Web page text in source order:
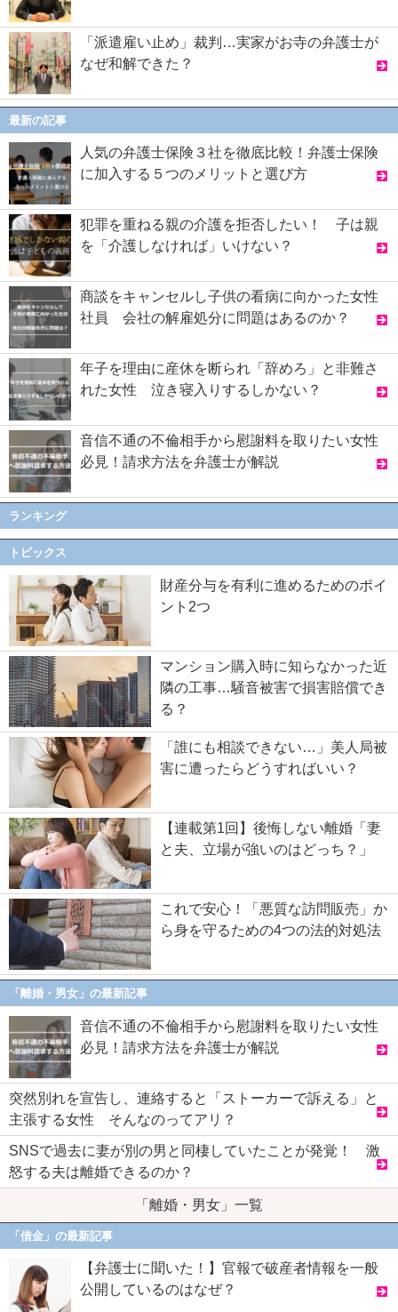
「派遣雇い止め」裁判…実家がお寺の弁護士が
なぜ和解できた？
最新の記事
人気の弁護士保険３社を徹底比較！弁護士保険
に加入する５つのメリットと選び方
犯罪を重ねる親の介護を拒否したい！ 子は親
を「介護しなければ」いけない？
商談をキャンセルし子供の看病に向かった女性
社員 会社の解雇処分に問題はあるのか？
年子を理由に産休を断られ「辞めろ」と非難さ
れた女性 泣き寝入りするしかない？
音信不通の不倫相手から慰謝料を取りたい女性
必見！請求方法を弁護士が解説
ランキング
トピックス
財産分与を有利に進めるためのポイ
ント2つ
マンション購入時に知らなかった近
隣の工事…騒音被害で損害賠償でき
る？
「誰にも相談できない…」美人局被
害に遭ったらどうすればいい？
【連載第1回】後悔しない離婚「妻
と夫、立場が強いのはどっち？」
これで安心！「悪質な訪問販売」か
ら身を守るための4つの法的対処法
「離婚・男女」の最新記事
音信不通の不倫相手から慰謝料を取りたい女性
必見！請求方法を弁護士が解説
突然別れを宣告し、連絡すると「ストーカーで訴える」と
主張する女性 そんなのってアリ？
SNSで過去に妻が別の男と同棲していたことが発覚！ 激
怒する夫は離婚できるのか？
「離婚・男女」一覧
「借金」の最新記事
【弁護士に聞いた！】官報で破産者情報を一般
公開しているのはなぜ？